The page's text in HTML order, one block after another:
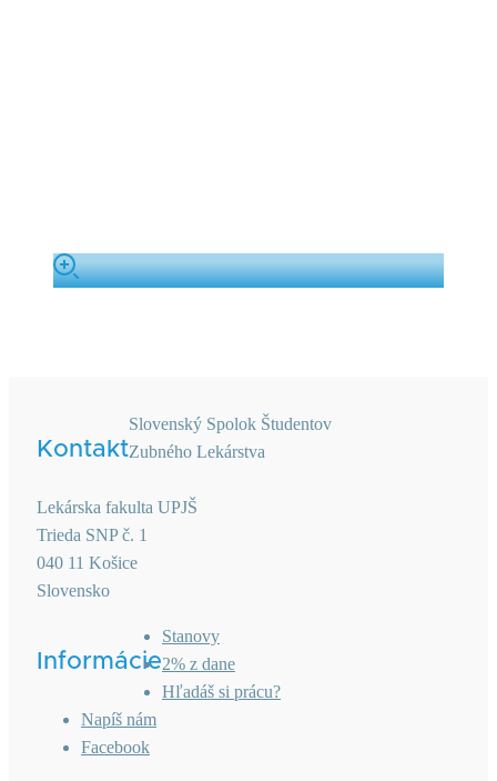
Kontakt
Slovenský Spolok Študentov
Zubného Lekárstva
Lekárska fakulta UPJŠ
Trieda SNP č. 1
040 11 Košice
Slovensko
Informácie
Stanovy
2% z dane
Hľadáš si prácu?
Napíš nám
Facebook